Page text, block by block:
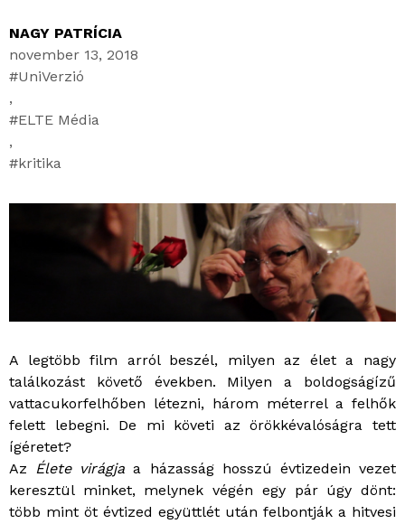
NAGY PATRÍCIA
november 13, 2018
UniVerzió
,
ELTE Média
,
kritika
A legtöbb film arról beszél, milyen az élet a nagy
találkozást követő években. Milyen a boldogságízű
vattacukorfelhőben létezni, három méterrel a felhők
felett lebegni. De mi követi az örökkévalóságra tett
ígéretet?
Az Élete virágjaa házasság hosszú évtizedein vezet
keresztül minket, melynek végén egy pár úgy dönt:
több mint öt évtized együttlét után felbontják a hitvesi